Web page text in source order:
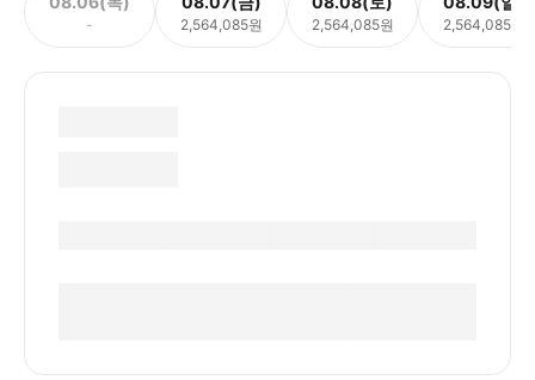
- 2,564,085원 2,564,085원 2,564,085원